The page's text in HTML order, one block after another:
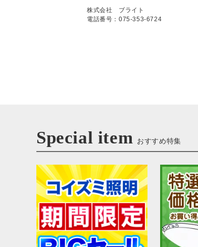
株式会社 ブライト
電話番号：075-353-6724
Special item おすすめ特集